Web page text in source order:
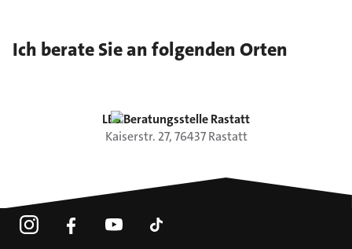
Ich berate Sie an folgenden Orten
LBS Beratungsstelle Rastatt
Kaiserstr. 27,76437 Rastatt